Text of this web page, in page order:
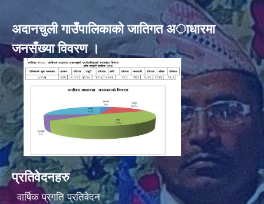
अदानचुली गाउँपालिकाकाे जातिगत अाधारमा
जनसँख्या विवरण ।
प्रतिवेदनहरु
वार्षिक प्रगति प्रतिवेदन